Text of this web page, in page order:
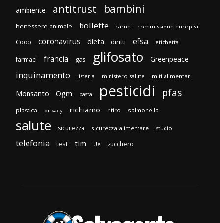
ambiente antitrust bambini
benessere animale bollette carne commissione europea
Coop coronavirus dieta diritti efsa etichetta
farmaci francia gas glifosato Greenpeace
inquinamento listeria ministero salute miti alimentari
Monsanto Ogm pasta pesticidi pfas
plastica privacy richiamo ritiro salmonella
salute sicurezza sicurezza alimentare studio
telefonia test tim Ue zucchero